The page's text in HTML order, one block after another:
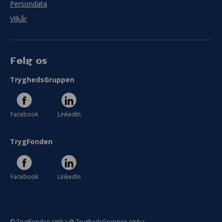
Persondata
Vilkår
Følg os
TryghedsGruppen
Facebook LinkedIn
TrygFonden
Facebook LinkedIn